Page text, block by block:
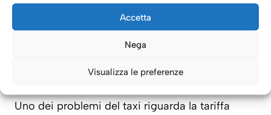
Accetta
Nega
Visualizza le preferenze
tratta di mezzi scomodi e datati che non hanno
alcun confort, a differenza delle automobili a
noleggio con conducente che hanno tutti i
Uno dei problemi del taxi riguarda la tariffa